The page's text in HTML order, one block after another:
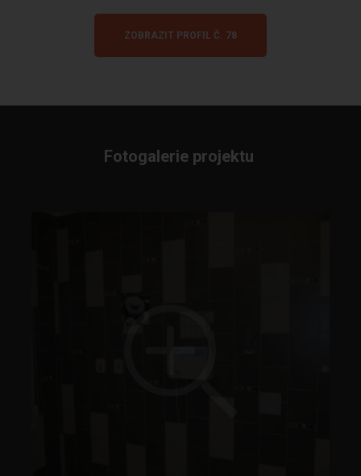
ZOBRAZIT PROFIL Č. 78
Fotogalerie projektu